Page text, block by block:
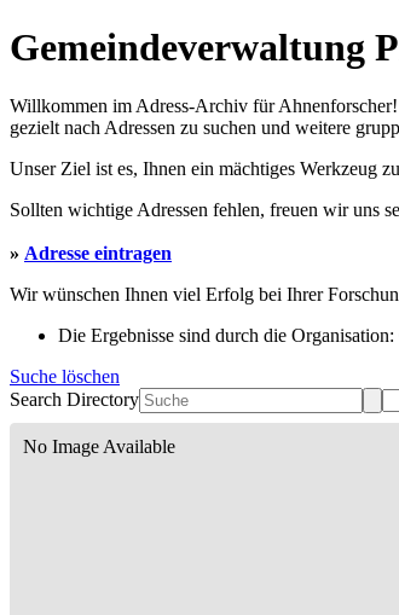
Gemeindeverwaltung
Willkommen im Adress-Archiv für
gezielt nach Adressen zu suchen und weitere
Unser Ziel ist es, Ihnen ein mächtiges Werkzeug
Sollten wichtige Adressen fehlen, freuen wir uns
» Adresse eintragen
Wir wünschen Ihnen viel Erfolg bei Ihrer
Die Ergebnisse sind durch die
Suche löschen
Search Directory
No Image Available